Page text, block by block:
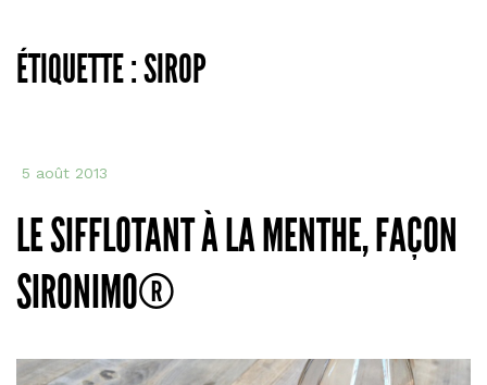
ÉTIQUETTE :SIROP
5 août 2013
LE SIFFLOTANT À LA MENTHE, FAÇON
SIRONIMO®